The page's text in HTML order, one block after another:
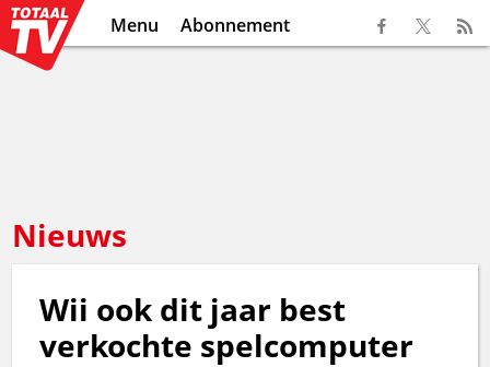
Menu Abonnement
Nieuws
Wii ook dit jaar best
verkochte spelcomputer